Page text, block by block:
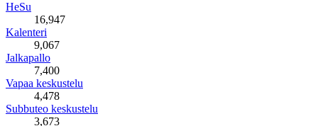
HeSu
16,947
Kalenteri
9,067
Jalkapallo
7,400
Vapaa keskustelu
4,478
Subbuteo keskustelu
3,673